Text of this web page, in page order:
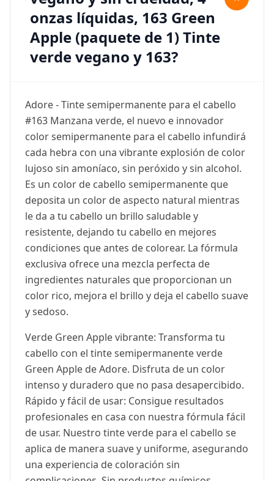
onzas líquidas, 163 Green
Apple (paquete de 1) Tinte
verde vegano y 163?
Adore - Tinte semipermanente para el cabello
#163 Manzana verde, el nuevo e innovador
color semipermanente para el cabello infundirá
cada hebra con una vibrante explosión de color
lujoso sin amoníaco, sin peróxido y sin alcohol.
Es un color de cabello semipermanente que
deposita un color de aspecto natural mientras
le da a tu cabello un brillo saludable y
resistente, dejando tu cabello en mejores
condiciones que antes de colorear. La fórmula
exclusiva ofrece una mezcla perfecta de
ingredientes naturales que proporcionan un
color rico, mejora el brillo y deja el cabello suave
y sedoso.
Verde Green Apple vibrante: Transforma tu
cabello con el tinte semipermanente verde
Green Apple de Adore. Disfruta de un color
intenso y duradero que no pasa desapercibido.
Rápido y fácil de usar: Consigue resultados
profesionales en casa con nuestra fórmula fácil
de usar. Nuestro tinte verde para el cabello se
aplica de manera suave y uniforme, asegurando
una experiencia de coloración sin